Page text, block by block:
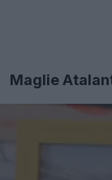
Maglie